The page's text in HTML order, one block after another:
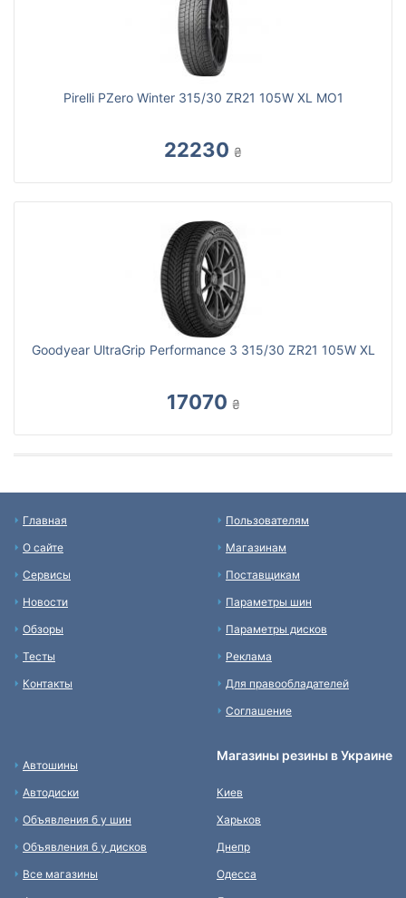
Pirelli PZero Winter 315/30 ZR21 105W XL MO1
22230 ₴
Goodyear UltraGrip Performance 3 315/30 ZR21 105W XL
17070 ₴
Главная
О сайте
Сервисы
Новости
Обзоры
Тесты
Контакты
Пользователям
Магазинам
Поставщикам
Параметры шин
Параметры дисков
Реклама
Для правообладателей
Соглашение
Автошины
Автодиски
Объявления б у шин
Объявления б у дисков
Все магазины
Магазины резины в Украине
Киев
Харьков
Днепр
Одесса